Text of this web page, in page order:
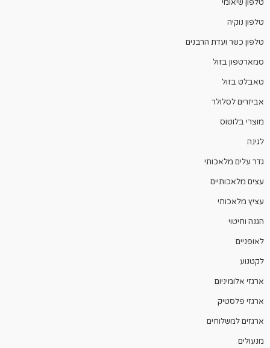
טלפון שיאומי
טלפון נוקיה
טלפון כשר ועדת הרבנים
סמארטפון בזול
טאבלט בזול
אביזרים לסלולר
מוצרי בלוטוס
לגינה
גדר עלים מלאכותי
עצים מלאכותיים
עציץ מלאכותי
הגנה וחיטוי
לאופניים
לקטנוע
ארגזי אלומיניום
ארגזי פלסטיק
ארגזים למשלוחים
מנעולים